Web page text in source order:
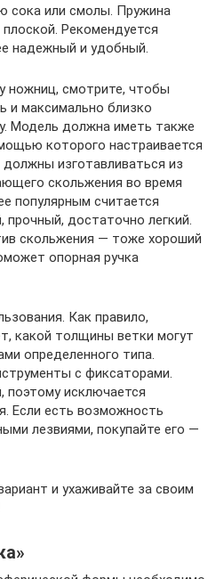
сока или смолы. Пружина
Рекомендуется
надежный и удобный.
ножниц, смотрите, чтобы
и максимально близко
Модель должна иметь также
которого настраивается
изготавливаться из
скольжения во время
популярным считается
достаточно легкий.
скольжения — тоже хороший
опорная ручка
Как правило,
какой толщины ветки могут
определенного типа.
с фиксаторами.
поэтому исключается
Если есть возможность
лезвиями, покупайте его —
и ухаживайте за своим